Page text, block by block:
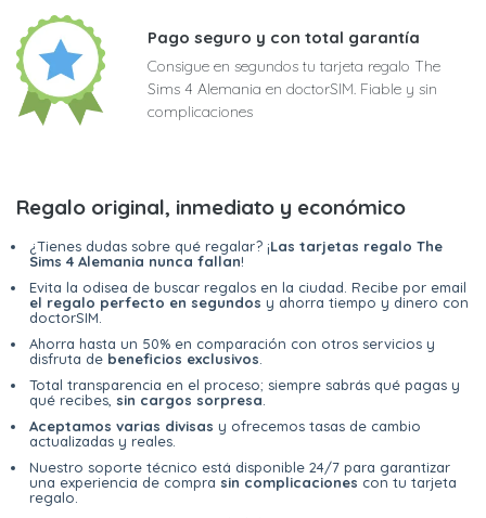
Pago seguro y con total garantía
Consigue en segundos tu tarjeta regalo The
Sims 4 Alemania en doctorSIM. Fiable y sin
complicaciones
Regalo original, inmediato y económico
¿Tienes dudas sobre qué regalar? ¡Las tarjetas regalo The
Sims 4 Alemania nunca fallan!
Evita la odisea de buscar regalos en la ciudad. Recibe por email
el regalo perfecto en segundos y ahorra tiempo y dinero con
doctorSIM.
Ahorra hasta un 50% en comparación con otros servicios y
disfruta de beneficios exclusivos
Total transparencia en el proceso; siempre sabrás qué pagas y
qué recibes, sin cargos sorpresa
Aceptamos varias divisas y ofrecemos tasas de cambio
actualizadas y reales.
Nuestro soporte técnico está disponible 24/7 para garantizar
una experiencia de compra sin complicaciones con tu tarjeta
regalo.